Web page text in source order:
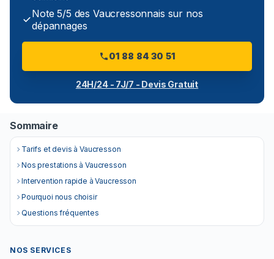
Note 5/5 des Vaucressonnais sur nos
dépannages
01 88 84 30 51
24H/24 - 7J/7 - Devis Gratuit
Sommaire
Tarifs et devis à Vaucresson
Nos prestations à Vaucresson
Intervention rapide à Vaucresson
Pourquoi nous choisir
Questions fréquentes
NOS SERVICES